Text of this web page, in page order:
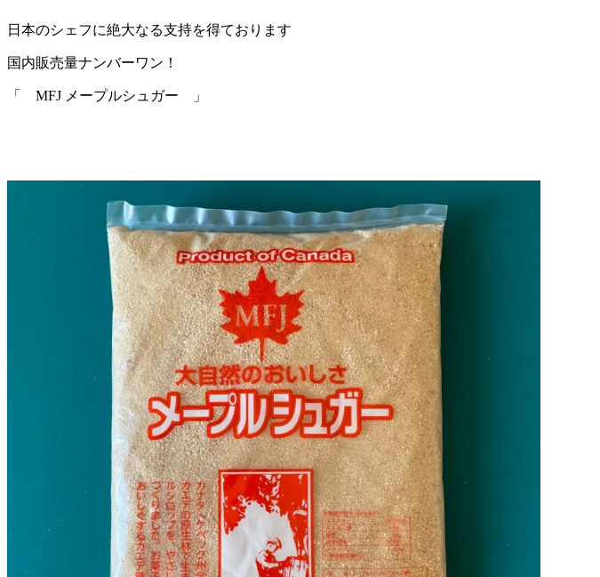
日本のシェフに絶大なる支持を得ております
国内販売量ナンバーワン！
「 MFJ メープルシュガー 」